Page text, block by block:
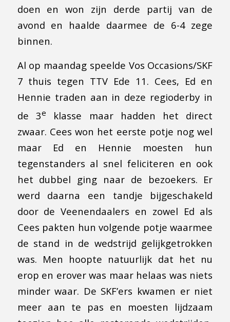
doen en won zijn derde partij van de
avond en haalde daarmee de 6-4 zege
binnen.
Al op maandag speelde Vos Occasions/SKF
7 thuis tegen TTV Ede 11. Cees, Ed en
Hennie traden aan in deze regioderby in
de 3e
klasse maar hadden het direct
zwaar. Cees won het eerste potje nog wel
maar Ed en Hennie moesten hun
tegenstanders al snel feliciteren en ook
het dubbel ging naar de bezoekers. Er
werd daarna een tandje bijgeschakeld
door de Veenendaalers en zowel Ed als
Cees pakten hun volgende potje waarmee
de stand in de wedstrijd gelijkgetrokken
was. Men hoopte natuurlijk dat het nu
erop en erover was maar helaas was niets
minder waar. De SKF’ers kwamen er niet
meer aan te pas en moesten lijdzaam